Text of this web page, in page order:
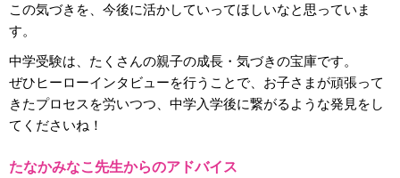
この気づきを、今後に活かしていってほしいなと思っていま
す。
中学受験は、たくさんの親子の成長・気づきの宝庫です。
ぜひヒーローインタビューを行うことで、お子さまが頑張って
きたプロセスを労いつつ、中学入学後に繋がるような発見をし
てくださいね！
たなかみなこ先生からのアドバイス